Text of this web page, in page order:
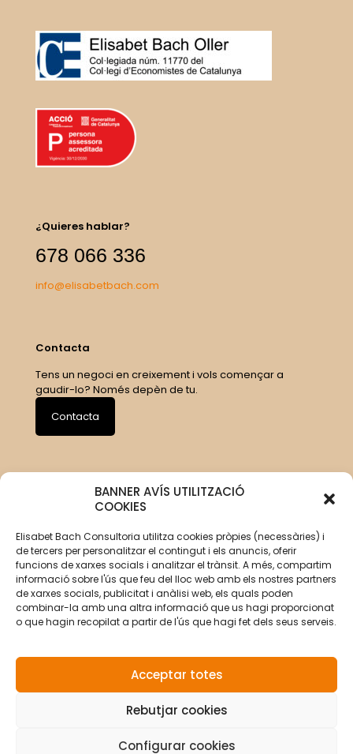
BANNER AVÍS UTILITZACIÓ
COOKIES
Elisabet Bach Consultoria utilitza cookies pròpies (necessàries) i
de tercers per personalitzar el contingut i els anuncis, oferir
funcions de xarxes socials i analitzar el trànsit. A més, compartim
informació sobre l'ús que feu del lloc web amb els nostres partners
de xarxes socials, publicitat i anàlisi web, els quals poden
combinar-la amb una altra informació que us hagi proporcionat
o que hagin recopilat a partir de l'ús que hagi fet dels seus serveis.
Acceptar totes
Rebutjar cookies
Configurar cookies
¿Quieres hablar?
678 066 336
info@elisabetbach.com
Contacta
Tens un negoci en creixement i vols començar a
gaudir-lo? Només depèn de tu.
Contacta
© Copyright 2026 Elisabet Bach Oller por
privacidad redes sociales|Política de cookies